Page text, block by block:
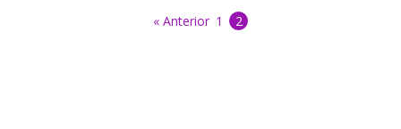
familiar
« Anterior 1 2